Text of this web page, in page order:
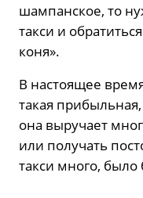
шампанское, то
такси и
коня».
В настоящее
такая
она выручает
или получать
такси много,